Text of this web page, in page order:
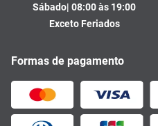
Sábado| 08:00 às 19:00
Exceto Feriados
Formas de pagamento